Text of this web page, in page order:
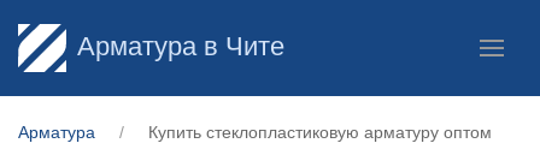
Арматура в Чите
Арматура Купить стеклопластиковую арматуру оптом